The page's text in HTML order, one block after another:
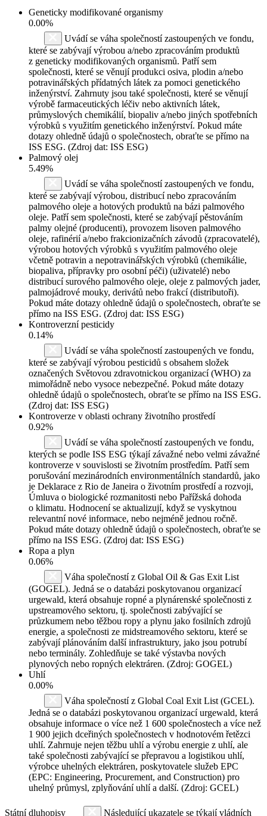
Geneticky modifikované organismy
0.00%
Uvádí se váha společností zastoupených ve fondu,
které se zabývají výrobou a/nebo zpracováním produktů
z geneticky modifikovaných organismů. Patří sem
společnosti, které se věnují produkci osiva, plodin a/nebo
potravinářských přídatných látek za pomoci genetického
inženýrství. Zahrnuty jsou také společnosti, které se věnují
výrobě farmaceutických léčiv nebo aktivních látek,
průmyslových chemikálií, biopaliv a/nebo jiných spotřebních
výrobků s využitím genetického inženýrství. Pokud máte
dotazy ohledně údajů o společnostech, obraťte se přímo na
ISS ESG. (Zdroj dat: ISS ESG)
Palmový olej
5.49%
Uvádí se váha společností zastoupených ve fondu,
které se zabývají výrobou, distribucí nebo zpracováním
palmového oleje a hotových produktů na bázi palmového
oleje. Patří sem společnosti, které se zabývají pěstováním
palmy olejné (producenti), provozem lisoven palmového
oleje, rafinérií a/nebo frakcionizačních závodů (zpracovatelé),
výrobou hotových výrobků s využitím palmového oleje
včetně potravin a nepotravinářských výrobků (chemikálie,
biopaliva, přípravky pro osobní péči) (uživatelé) nebo
distribucí surového palmového oleje, oleje z palmových jader,
palmojádrové mouky, derivátů nebo frakcí (distributoři).
Pokud máte dotazy ohledně údajů o společnostech, obraťte se
přímo na ISS ESG. (Zdroj dat: ISS ESG)
Kontroverzní pesticidy
0.14%
Uvádí se váha společností zastoupených ve fondu,
které se zabývají výrobou pesticidů s obsahem složek
označených Světovou zdravotnickou organizací (WHO) za
mimořádně nebo vysoce nebezpečné. Pokud máte dotazy
ohledně údajů o společnostech, obraťte se přímo na ISS ESG.
(Zdroj dat: ISS ESG)
Kontroverze v oblasti ochrany životního prostředí
0.92%
Uvádí se váha společností zastoupených ve fondu,
kterých se podle ISS ESG týkají závažné nebo velmi závažné
kontroverze v souvislosti se životním prostředím. Patří sem
porušování mezinárodních environmentálních standardů, jako
je Deklarace z Rio de Janeira o životním prostředí a rozvoji,
Úmluva o biologické rozmanitosti nebo Pařížská dohoda
o klimatu. Hodnocení se aktualizují, když se vyskytnou
relevantní nové informace, nebo nejméně jednou ročně.
Pokud máte dotazy ohledně údajů o společnostech, obraťte se
přímo na ISS ESG. (Zdroj dat: ISS ESG)
Ropa a plyn
0.06%
Váha společností z Global Oil & Gas Exit List
(GOGEL). Jedná se o databázi poskytovanou organizací
urgewald, která obsahuje ropné a plynárenské společnosti z
upstreamového sektoru, tj. společnosti zabývající se
průzkumem nebo těžbou ropy a plynu jako fosilních zdrojů
energie, a společnosti ze midstreamového sektoru, které se
zabývají plánováním další infrastruktury, jako jsou potrubí
nebo terminály. Zohledňuje se také výstavba nových
plynových nebo ropných elektráren. (Zdroj: GOGEL)
Uhlí
0.00%
Váha společností z Global Coal Exit List (GCEL).
Jedná se o databázi poskytovanou organizací urgewald, která
obsahuje informace o více než 1 600 společnostech a více než
1 900 jejich dceřiných společnostech v hodnotovém řetězci
uhlí. Zahrnuje nejen těžbu uhlí a výrobu energie z uhlí, ale
také společnosti zabývající se přepravou a logistikou uhlí,
výrobce uhelných elektráren, poskytovatele služeb EPC
(EPC: Engineering, Procurement, and Construction) pro
uhelný průmysl, zplyňování uhlí a další. (Zdroj: GCEL)
Státní dluhopisy
Následující ukazatele se týkají vládních